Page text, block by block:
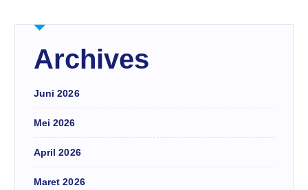
Archives
Juni 2026
Mei 2026
April 2026
Maret 2026